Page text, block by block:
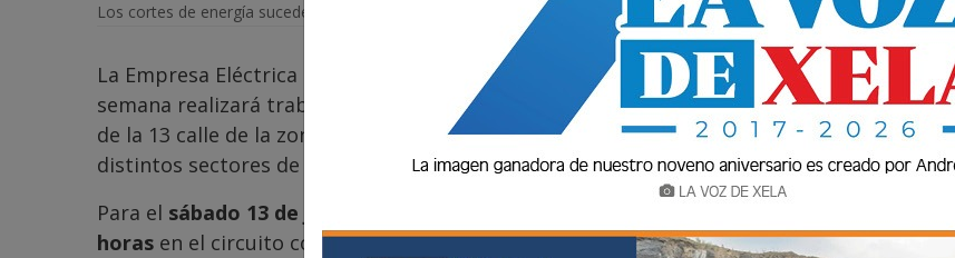
Los cortes de energía sucederán este fin de semana.
La Empresa Eléctrica Municipal de Quetzaltenango (EEMQ) informa que durante el fin de
semana realizará trabajos de mejoramiento de la red eléctrica y del proyecto de mejora
de la 13 calle de la zona 5, lo que provocará interrupciones temporales del servicio en
distintos sectores de Quetzaltenango, Olintepeque y Cantel.
Para el sábado 13 de junio
horas en el circuito correspondiente alRamal Xela III, afectando sectores como la 7